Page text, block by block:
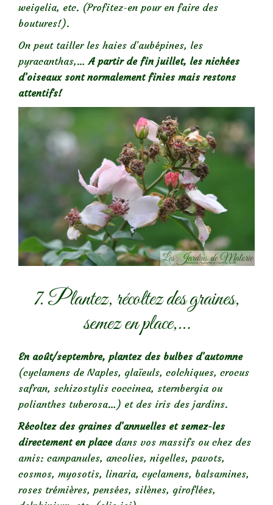
weigelia, etc. (Profitez-en pour en faire des
boutures!).
On peut tailler les haies d’aubépines, les
pyracanthas,…A partir de fin juillet, les nichées
d’oiseaux sont normalement finies mais restons
attentifs!
7. Plantez, récoltez des graines,
semez en place,…
En août/septembre, plantez des bulbes d’automne
(cyclamens de Naples, glaïeuls, colchiques, crocus
safran, schizostylis coccinea, sternbergia ou
polianthes tuberosa…) et des iris des jardins.
Récoltez des graines d’annuelles et semez-les
directement en placedans vos massifs ou chez des
amis: campanules, ancolies, nigelles, pavots,
cosmos, myosotis, linaria, cyclamens, balsamines,
roses trémières, pensées, silènes, giroflées,